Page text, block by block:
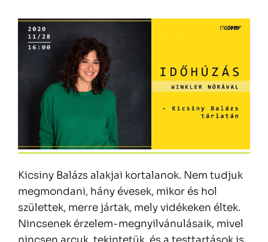
Kicsiny Balázs alakjai kortalanok. Nem tudjuk
megmondani, hány évesek, mikor és hol
születtek, merre jártak, mely vidékeken éltek.
Nincsenek érzelem-megnyilvánulásaik, mivel